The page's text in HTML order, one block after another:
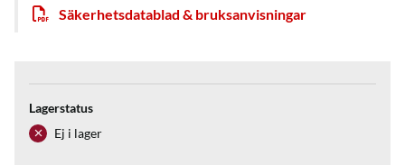
Säkerhetsdatablad & bruksanvisningar
Lagerstatus
Ej i lager